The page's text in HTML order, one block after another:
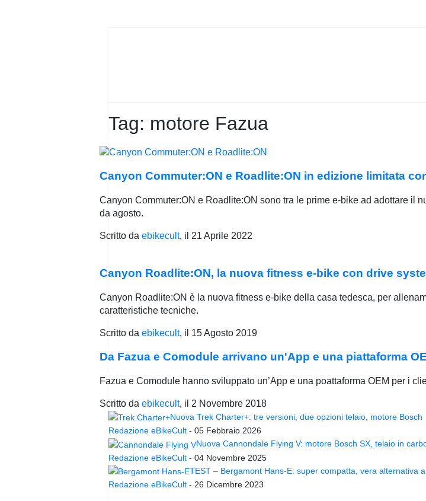
Tag: motore Fazua
Canyon Commuter:ON e Roadlite:ON in edizione limitata
Canyon Commuter:ON e Roadlite:ON sono tra le prime e-bike ad adottare il
da agosto.
Scritto da ebikecult, il 21 Aprile 2022
Canyon Roadlite:ON, la nuova fitness e-bike con drive
Canyon Roadlite:ON è la nuova fitness e-bike della casa tedesca, per
caratteristiche tecniche.
Scritto da ebikecult, il 15 Agosto 2019
Da Fazua e Comodule arrivano un'App e una piattaforma
Fazua e Comodule hanno sviluppato un’App e una poattaforma OEM per i
Scritto da ebikecult, il 2 Novembre 2018
Nuova Trek Charter+: tre versioni, due opzioni telaio, motore Bosch
Redazione eBikeCult - 05 Febbraio 2026
Nuova Cannondale Flying V: motore Bosch SX, telaio in
Redazione eBikeCult - 04 Novembre 2025
TEST – Bergamont Hans-E: super compatta, vera alternativa
Redazione eBikeCult - 26 Dicembre 2023